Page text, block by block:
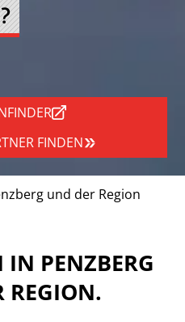
FINDEN
und der Region
PENZBERG
REGION.